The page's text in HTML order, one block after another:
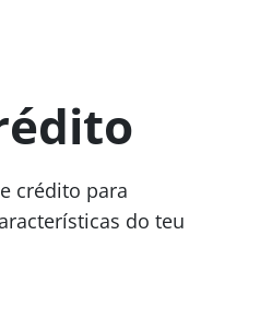
crédito para
do teu